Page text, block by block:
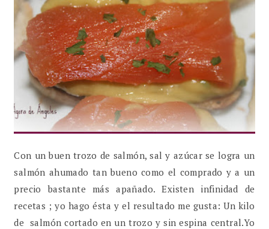
Con un buen trozo de salmón, sal y azúcar se logra un
salmón ahumado tan bueno como el comprado y a un
precio bastante más apañado. Existen infinidad de
recetas ; yo hago ésta y el resultado me gusta: Un kilo
de salmón cortado en un trozo y sin espina central.Yo